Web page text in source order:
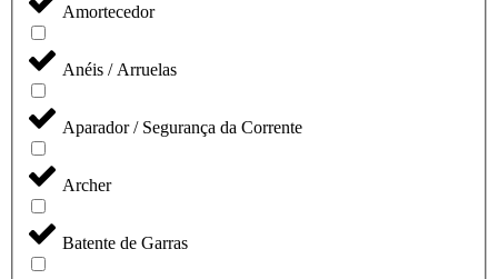
Amortecedor
Anéis / Arruelas
Aparador / Segurança da Corrente
Archer
Batente de Garras